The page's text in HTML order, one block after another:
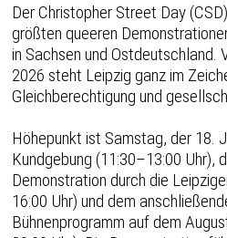
Der Christopher Street Day
größten queeren
in Sachsen und Ostdeutschland.
2026 steht Leipzig ganz im
Gleichberechtigung und
Höhepunkt ist Samstag, der 18.
Kundgebung (11:30–13:00 Uhr),
Demonstration durch die
16:00 Uhr) und dem
Bühnenprogramm auf dem